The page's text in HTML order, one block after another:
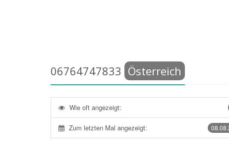
06764747833 Österreich
Wie oft angezeigt:
Zum letzten Mal angezeigt: